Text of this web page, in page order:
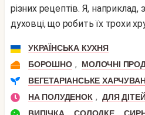
різних рецептів. Я, наприклад,
духовці, що робить їх трохи
УКРАЇНСЬКА КУХНЯ
БОРОШНО , МОЛОЧНІ
ВЕГЕТАРІАНСЬКЕ
НА ПОЛУДЕНОК , ДЛЯ
ВИПІЧКА , СОЛОДКЕ ,